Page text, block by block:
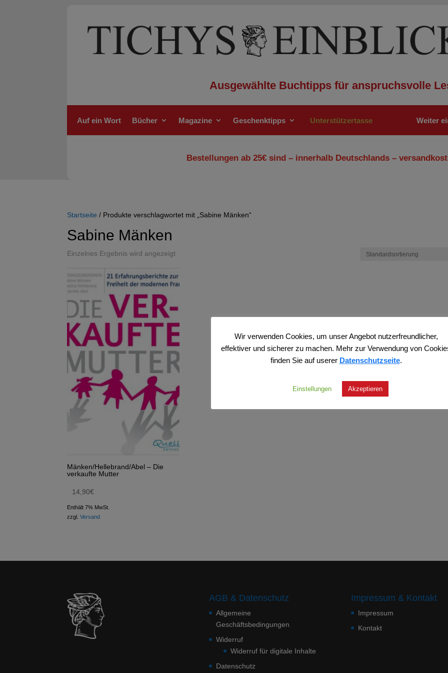
Ausgewählte Buchtipps für anspruchsvolle
Auf ein Wort Bücher Magazine Geschenktipps Unterstützertasse Weiter
Bestellungen ab 25€ sind – innerhalb Deutschlands –
Startseite / Produkte verschlagwortet mit „Sabine Mänken“
Sabine Mänken
Einzelnes Ergebnis wird angezeigt
Mänken/Hellebrand/Abel – Die
verkaufte Mutter
14,90€
Enthält 7% MwSt.
zzgl.Versand
AGB & Datenschutz
Allgemeine
Geschäftsbedingungen
Widerruf
Widerruf für digitale Inhalte
Datenschutz
Impressum & Kontakt
Impressum
Kontakt
Wir verwenden Cookies, um unser Angebot nutzerfreundlicher,
effektiver und sicherer zu machen. Mehr zur Verwendung von
finden Sie auf userer Datenschutzseite.
Einstellungen Akzeptieren